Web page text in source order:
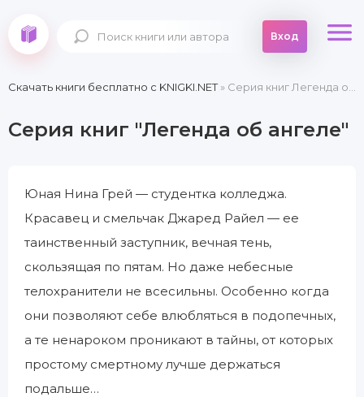
Вход
Скачать книги бесплатно c KNIGKI.NET» Серия книг Легенда об ангеле
Серия книг "Легенда об ангеле"
Юная Нина Грей — студентка колледжа.
Красавец и смельчак Джаред Райел — ее
таинственный заступник, вечная тень,
скользящая по пятам. Но даже небесные
телохранители не всесильны. Особенно когда
они позволяют себе влюбляться в подопечных,
а те ненароком проникают в тайны, от которых
простому смертному лучше держаться
подальше…